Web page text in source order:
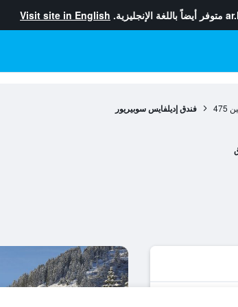
متوفر أيضاً باللغة الإنجليزية. Visit site in English
475 فندق إديلفايس سوبيريور